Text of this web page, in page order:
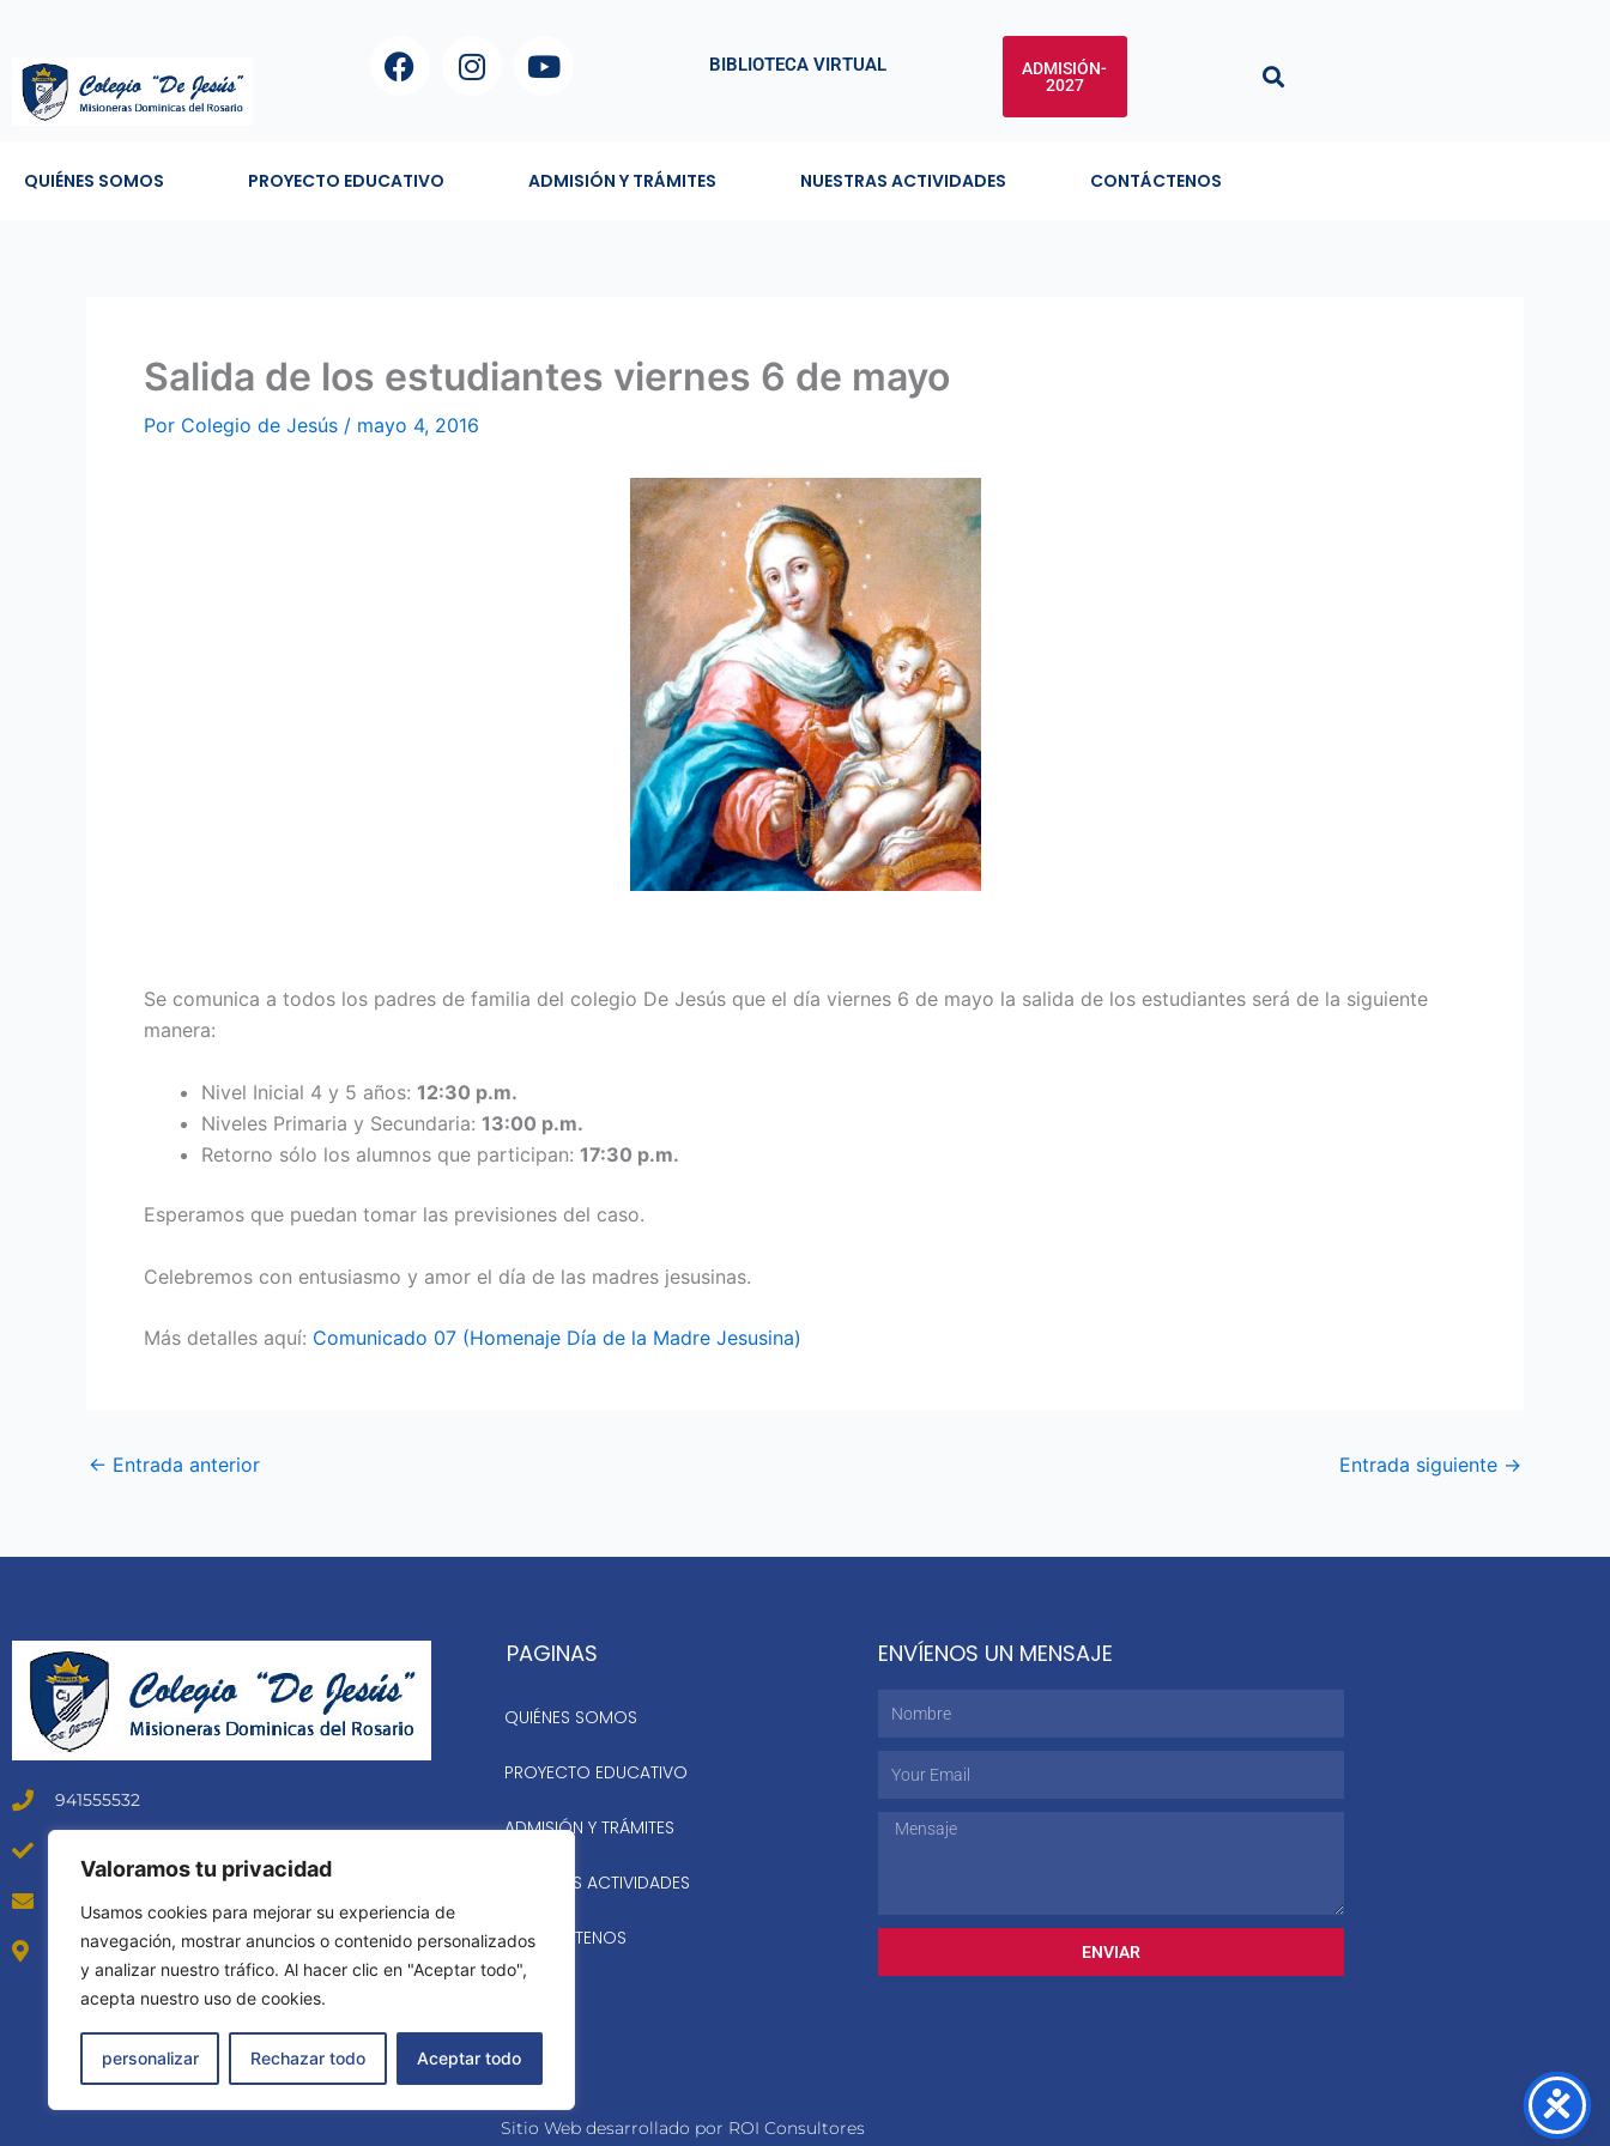
Valoramos tu privacidad
Usamos cookies para mejorar su experiencia de
navegación, mostrar anuncios o contenido personalizados
y analizar nuestro tráfico. Al hacer clic en "Aceptar todo",
acepta nuestro uso de cookies.
personalizar Rechazar todo Aceptar todo
contenido
F
a
b
o
I
n
Y
o
u
b
ADMISIÓN-
2027
BIBLIOTECA VIRTUAL
QUIÉNES SOMOS PROYECTO EDUCATIVO ADMISIÓN Y TRÁMITES NUESTRAS ACTIVIDADES CONTÁCTENOS
Salida de los estudiantes viernes 6 de mayo
Por Colegio de Jesús / mayo 4, 2016
Se comunica a todos los padres de familia del colegio De Jesús que el día viernes 6 de mayo la salida de los estudiantes será de la siguiente
manera:
Nivel Inicial 4 y 5 años: 12:30 p.m.
Niveles Primaria y Secundaria: 13:00 p.m.
Retorno sólo los alumnos que participan: 17:30 p.m.
Esperamos que puedan tomar las previsiones del caso.
Celebremos con entusiasmo y amor el día de las madres jesusinas.
Más detalles aquí: Comunicado 07 (Homenaje Día de la Madre Jesusina)
← Entrada anterior Entrada siguiente →
941555532
secretaria@colegiodejesus.edu.pe
Avenida Brasil 2470 – Pueblo Libre – Lima
PAGINAS
QUIÉNES SOMOS
PROYECTO EDUCATIVO
ADMISIÓN Y TRÁMITES
NUESTRAS ACTIVIDADES
CONTÁCTENOS
ENVÍENOS UN MENSAJE
Nombre
Email
Mensaje
ENVIAR
Sitio Web desarrollado por ROI Consultores